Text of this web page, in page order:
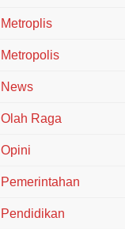
Metroplis
Metropolis
News
Olah Raga
Opini
Pemerintahan
Pendidikan